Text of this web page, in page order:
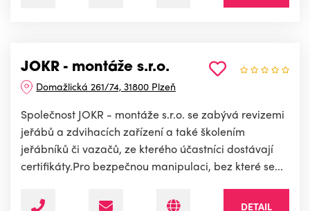
JOKR - montáže s.r.o.
Domažlická 261/74, 31800 Plzeň
Společnost JOKR - montáže s.r.o. se zabývá revizemi
jeřábů a zdvihacích zařízení a také školením
jeřábníků či vazačů, ze kterého účastníci dostávají
certifikáty.Pro bezpečnou manipulaci, bez které se...
DETAIL